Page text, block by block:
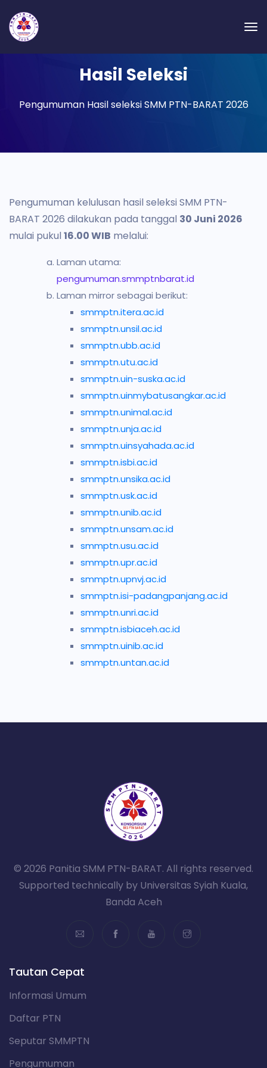
Hasil Seleksi
Pengumuman Hasil seleksi SMM PTN-BARAT 2026
Pengumuman kelulusan hasil seleksi SMM PTN-
BARAT 2026 dilakukan pada tanggal 30 Juni 2026
mulai pukul 16.00 WIB melalui:
Laman utama:
pengumuman.smmptnbarat.id
Laman mirror sebagai berikut:
smmptn.itera.ac.id
smmptn.unsil.ac.id
smmptn.ubb.ac.id
smmptn.utu.ac.id
smmptn.uin-suska.ac.id
smmptn.uinmybatusangkar.ac.id
smmptn.unimal.ac.id
smmptn.unja.ac.id
smmptn.uinsyahada.ac.id
smmptn.isbi.ac.id
smmptn.unsika.ac.id
smmptn.usk.ac.id
smmptn.unib.ac.id
smmptn.unsam.ac.id
smmptn.usu.ac.id
smmptn.upr.ac.id
smmptn.upnvj.ac.id
smmptn.isi-padangpanjang.ac.id
smmptn.unri.ac.id
smmptn.isbiaceh.ac.id
smmptn.uinib.ac.id
smmptn.untan.ac.id
© 2026 Panitia SMM PTN-BARAT. All rights reserved.
Supported technically by Universitas Syiah Kuala,
Banda Aceh
Tautan Cepat
Informasi Umum
Daftar PTN
Seputar SMMPTN
Pengumuman